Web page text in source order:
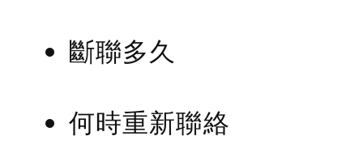
斷聯多久
何時重新聯絡